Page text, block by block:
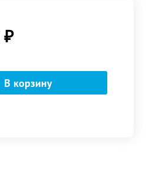
₽